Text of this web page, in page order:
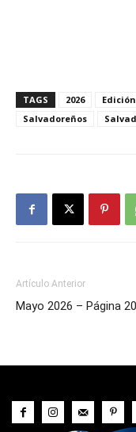
TAGS 2026
Salvadoreños
Artículo Anterior
Mayo 2026 – Página 20